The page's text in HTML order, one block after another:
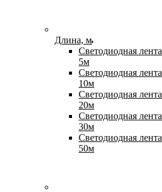
Длина, м
Светодиодная лента
5м
Светодиодная лента
10м
Светодиодная лента
20м
Светодиодная лента
30м
Светодиодная лента
50м